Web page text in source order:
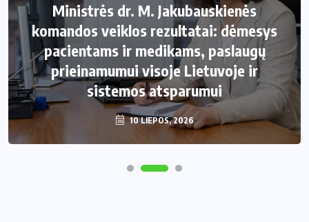
Ministrės dr. M. Jakubauskienės
komandos veiklos rezultatai: dėmesys
pacientams ir medikams, paslaugų
prieinamumui visoje Lietuvoje ir
sistemos atsparumui
10 LIEPOS, 2026